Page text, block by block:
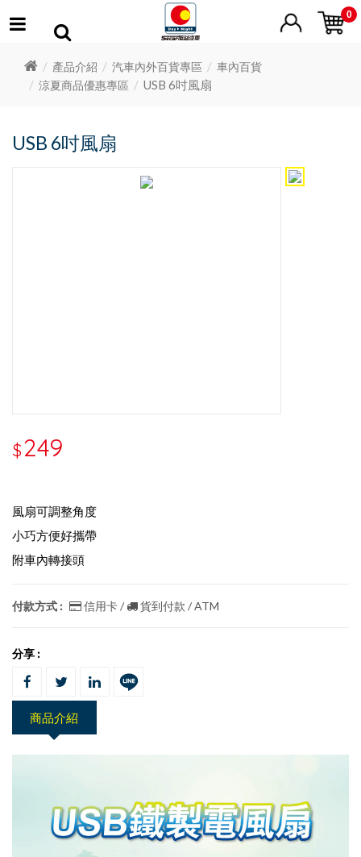
0
產品介紹 汽車內外百貨專區
車內百貨
涼夏商品優惠專區
USB 6吋風扇
USB 6吋風扇
$249
風扇可調整角度
小巧方便好攜帶
附車內轉接頭
付款方式 : 信用卡 / 貨到付款 / ATM
分享 :
商品介紹